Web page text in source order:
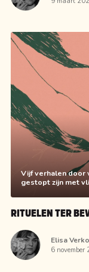
Vijf verhalen door
gestopt zijn met
RITUELEN TER
Elisa
6 november